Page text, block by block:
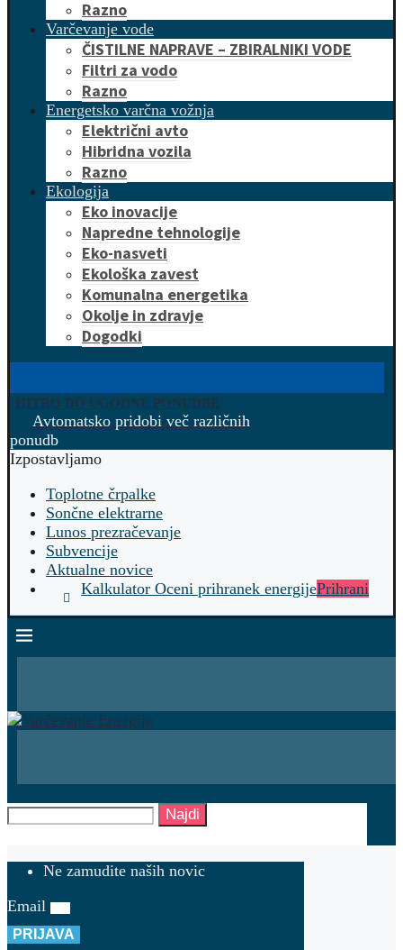
Razno
Varčevanje vode
ČISTILNE NAPRAVE – ZBIRALNIKI VODE
Filtri za vodo
Razno
Energetsko varčna vožnja
Električni avto
Hibridna vozila
Razno
Ekologija
Eko inovacije
Napredne tehnologije
Eko-nasveti
Ekološka zavest
Komunalna energetika
Okolje in zdravje
Dogodki
HITRO DO UGODNE PONUDBE
Avtomatsko pridobi več različnih
ponudb
Izpostavljamo
Toplotne črpalke
Sončne elektrarne
Lunos prezračevanje
Subvencije
Aktualne novice
Kalkulator Oceni prihranek energijePrihrani
Najdi
Ne zamudite naših novic
Email
PRIJAVA